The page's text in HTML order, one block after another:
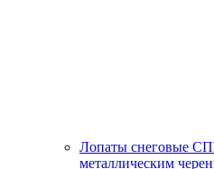
Лопаты снеговые
металлическим